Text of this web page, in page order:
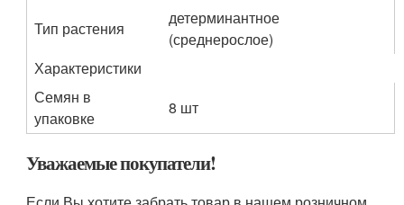
Тип растения
детерминантное
(среднерослое)
Характеристики
Семян в
упаковке
8 шт
Уважаемые покупатели!